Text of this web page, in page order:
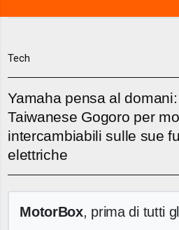
Tech
Yamaha pensa al
Taiwanese Gogoro per
intercambiabili sulle sue
elettriche
MotorBox, prima di tutti